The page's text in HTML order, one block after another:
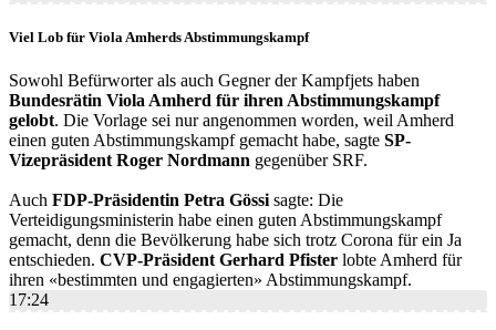
Viel Lob für Viola Amherds Abstimmungskampf
Sowohl Befürworter als auch Gegner der Kampfjets haben
Bundesrätin Viola Amherd für ihren Abstimmungskampf
gelobt. Die Vorlage sei nur angenommen worden, weil Amherd
einen guten Abstimmungskampf gemacht habe, sagte SP-
Vizepräsident Roger Nordmann gegenüber SRF.
Auch FDP-Präsidentin Petra Gössisagte: Die
Verteidigungsministerin habe einen guten Abstimmungskampf
gemacht, denn die Bevölkerung habe sich trotz Corona für ein Ja
entschieden. CVP-Präsident Gerhard Pfister lobte Amherd für
ihren «bestimmten und engagierten» Abstimmungskampf.
17:24